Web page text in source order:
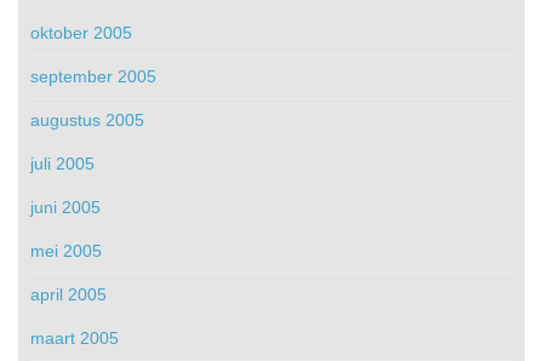
oktober 2005
september 2005
augustus 2005
juli 2005
juni 2005
mei 2005
april 2005
maart 2005